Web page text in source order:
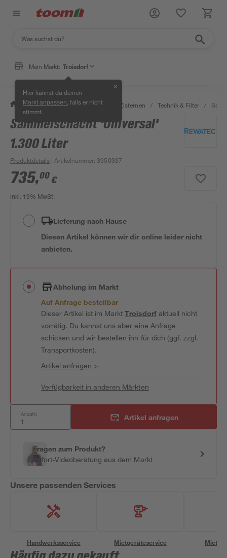
Mein Markt: Troisdorf
Hier kannst du deinen
Markt anpassen , falls er nicht
stimmt.
✕
/ Garten & Freizeit / Erdtanks & Zisternen / Technik & Filter /
Sammelschacht 'Universal'
1.300 Liter
Produktdetails | Artikelnummer:3950337
735,00 €
inkl. 19% MwSt.
Lieferung nach Hause
Diesen Artikel können wir dir online leider nicht
anbieten.
Abholung im Markt
Auf Anfrage bestellbar
Dieser Artikel ist im MarktTroisdorfaktuell nicht
vorrätig. Du kannst uns aber eine Anfrage
schicken und wir bestellen ihn für dich (ggf. zzgl.
Transportkosten).
Artikel anfragen >
Verfügbarkeit in anderen Märkten
Anzahl: Artikel anfragen
Fragen zum Produkt?
Sofort-Videoberatung aus dem Markt
Unsere passenden Services
Handwerksservice Mietgeräteservice